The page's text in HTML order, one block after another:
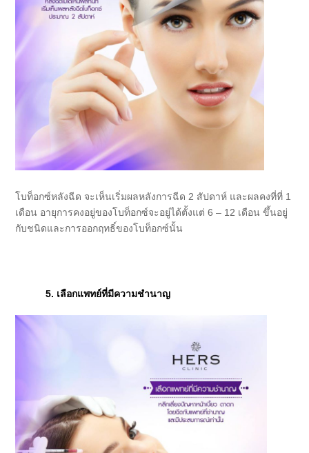
โบท็อกซ์หลังฉีด จะเห็นเริ่มผลหลังการฉีด 2 สัปดาห์ และผลคงที่ที่ 1
เดือน อายุการคงอยู่ของโบท็อกซ์จะอยู่ได้ตั้งแต่ 6 – 12 เดือน ขึ้นอยู่
กับชนิดและการออกฤทธิ์ของโบท็อกซ์นั้น
5. เลือกแพทย์ที่มีความชำนาญ